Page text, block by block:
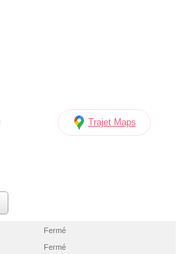
Trajet Maps
Fermé
Fermé